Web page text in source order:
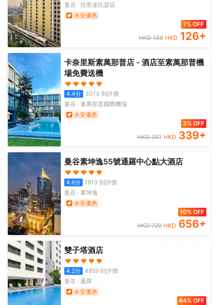
曼谷 · 拉查達比瑟區
永安優惠
7% OFF
HKD136 HKD 126+
卡奈里斯素萬那普店 - 酒店至素萬那普機
場免費送機
4.4分 3013 則評價
曼谷 · 素萬那普國際機場
永安優惠
3% OFF
HKD351 HKD 339+
曼谷素坤逸55號通羅中心點大酒店
4.6分 1913 則評價
曼谷 · 素坤逸
永安優惠
10% OFF
HKD729 HKD 656+
雙子塔酒店
4.2分 4859則評價
曼谷 · 暹羅
永安優惠
64% OFF